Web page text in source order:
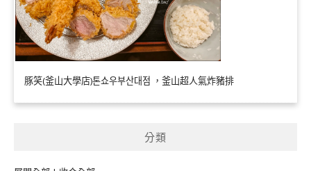
豚笑(釜山大學店)톤쇼우부산대점 ，釜山超人氣炸豬排
分類